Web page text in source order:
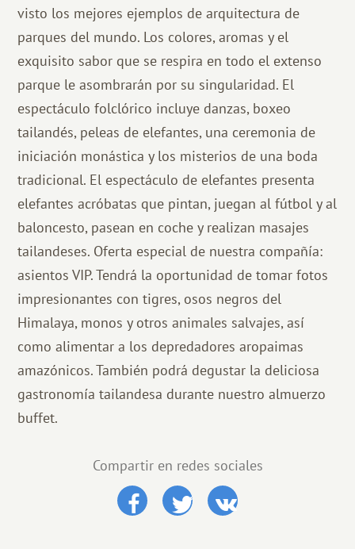
visto los mejores ejemplos de arquitectura de
parques del mundo. Los colores, aromas y el
exquisito sabor que se respira en todo el extenso
parque le asombrarán por su singularidad. El
espectáculo folclórico incluye danzas, boxeo
tailandés, peleas de elefantes, una ceremonia de
iniciación monástica y los misterios de una boda
tradicional. El espectáculo de elefantes presenta
elefantes acróbatas que pintan, juegan al fútbol y al
baloncesto, pasean en coche y realizan masajes
tailandeses. Oferta especial de nuestra compañía:
asientos VIP. Tendrá la oportunidad de tomar fotos
impresionantes con tigres, osos negros del
Himalaya, monos y otros animales salvajes, así
como alimentar a los depredadores aropaimas
amazónicos. También podrá degustar la deliciosa
gastronomía tailandesa durante nuestro almuerzo
buffet.
Compartir en redes sociales